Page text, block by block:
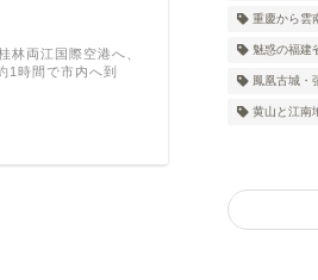
林両江国際空港へ、
1時間で市内へ到
重慶から雲
魅惑の福建
鳳凰古城・
黄山と江南